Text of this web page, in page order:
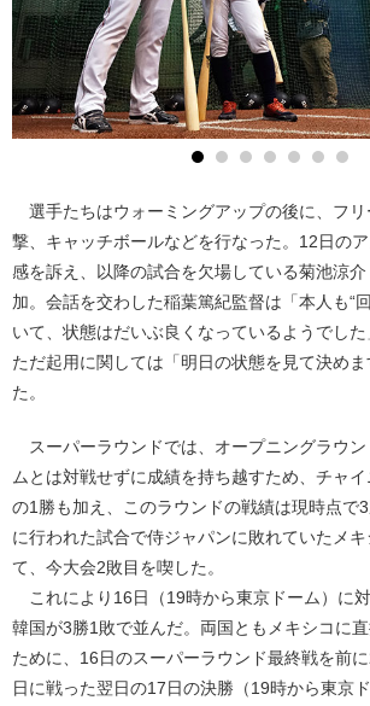
選手たちはウォーミングアップの後に、フ
撃、キャッチボールなどを行なった。12日の
感を訴え、以降の試合を欠場している菊池涼
加。会話を交わした稲葉篤紀監督は「本人も“
いて、状態はだいぶ良くなっているようでした
ただ起用に関しては「明日の状態を見て決め
た。
スーパーラウンドでは、オープニングラウン
ムとは対戦せずに成績を持ち越すため、チャ
の1勝も加え、このラウンドの戦績は現時点で
に行われた試合で侍ジャパンに敗れていたメ
て、今大会2敗目を喫した。
これにより16日（19時から東京ドーム）に
韓国が3勝1敗で並んだ。両国ともメキシコに
ために、16日のスーパーラウンド最終戦を前
日に戦った翌日の17日の決勝（19時から東京